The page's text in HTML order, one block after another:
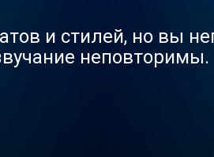
и стилей, но вы